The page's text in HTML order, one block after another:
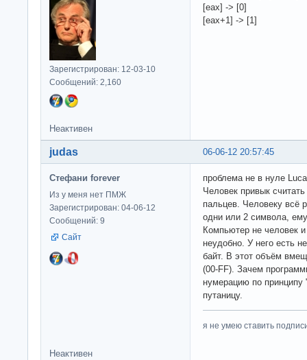
Зарегистрирован: 12-03-10
Сообщений: 2,160
[eax] -> [0]
[eax+1] -> [1]
Неактивен
06-06-12 20:57:45
judas
Стефани forever
Из у меня нет ПМЖ
Зарегистрирован: 04-06-12
Сообщений: 9
Сайт
проблема не в нуле
Человек привык
пальцев. Человеку всё
одни или 2 символа,
Компьютер не человек
неудобно. У него есть
байт. В этот объём
(00-FF). Зачем
нумерацию по
путаницу.
я не умею ставить
Неактивен